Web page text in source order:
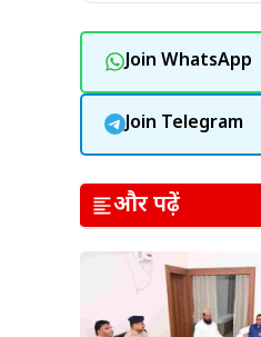
Join WhatsApp
Join Telegram
और पढ़ें